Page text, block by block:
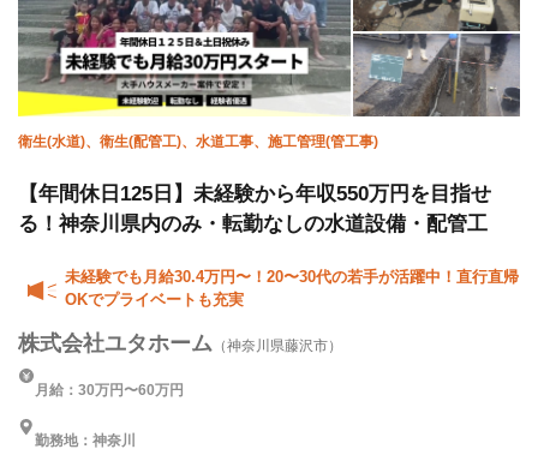
衛生(水道)、衛生(配管工)、水道工事、施工管理(管工事)
【年間休日125日】未経験から年収550万円を目指せ
る！神奈川県内のみ・転勤なしの水道設備・配管工
未経験でも月給30.4万円〜！20〜30代の若手が活躍中！直行直帰
OKでプライベートも充実
株式会社ユタホーム （神奈川県藤沢市）
月給：30万円〜60万円
勤務地：神奈川